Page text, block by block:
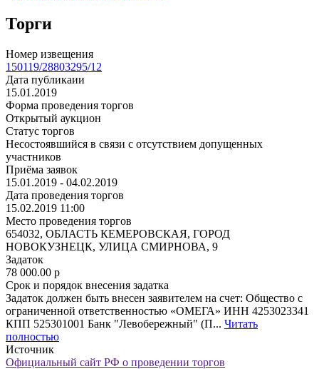
Торги
Номер извещения
150119/28803295/12
Дата публикаии
15.01.2019
Форма проведения торгов
Открытый аукцион
Статус торгов
Несостоявшийся в связи с отсутствием допущенных
участников
Приёма заявок
15.01.2019 - 04.02.2019
Дата проведения торгов
15.02.2019 11:00
Место проведения торгов
654032, ОБЛАСТЬ КЕМЕРОВСКАЯ, ГОРОД
НОВОКУЗНЕЦК, УЛИЦА СМИРНОВА, 9
Задаток
78 000.00 p
Срок и порядок внесения задатка
Задаток должен быть внесен заявителем на счет: Общество с
ограниченной ответственностью «ОМЕГА» ИНН 4253023341
КПП 525301001 Банк "Левобережный" (П... Читать
полностью
Источник
Официальный сайт РФ о проведении торгов